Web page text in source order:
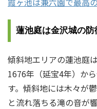
蓮池庭は金沢城の防
傾斜地エリアの蓮池庭
1676年（延宝4年）か
す。傾斜地には木々が
と流れ落ちる滝の音が